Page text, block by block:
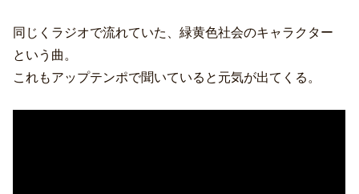
同じくラジオで流れていた、緑黄色社会のキャラクター
という曲。
これもアップテンポで聞いていると元気が出てくる。